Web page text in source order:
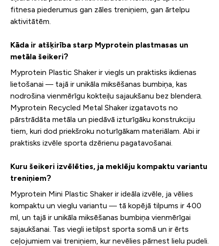
fitnesa piederumus gan zāles treniņiem, gan ārtelpu
aktivitātēm.
Kāda ir atšķirība starp Myprotein plastmasas un
metāla šeikeri?
Myprotein Plastic Shaker ir viegls un praktisks ikdienas
lietošanai — tajā ir unikāla miksēšanas bumbiņa, kas
nodrošina vienmērīgu kokteiļu sajaukšanu bez blenderа.
Myprotein Recycled Metal Shaker izgatavots no
pārstrādāta metāla un piedāvā izturīgāku konstrukciju
tiem, kuri dod priekšroku noturīgākam materiālam. Abi ir
praktisks izvēle sporta dzērienu pagatavošanai.
Kuru šeikeri izvēlēties, ja meklēju kompaktu variantu
treniņiem?
Myprotein Mini Plastic Shaker ir ideāla izvēle, ja vēlies
kompaktu un vieglu variantu — tā kopējā tilpums ir 400
ml, un tajā ir unikāla miksēšanas bumbiņa vienmērīgai
sajaukšanai. Tas viegli ietilpst sporta somā un ir ērts
ceļojumiem vai treniņiem, kur nevēlies pārnest lielu pudeli.